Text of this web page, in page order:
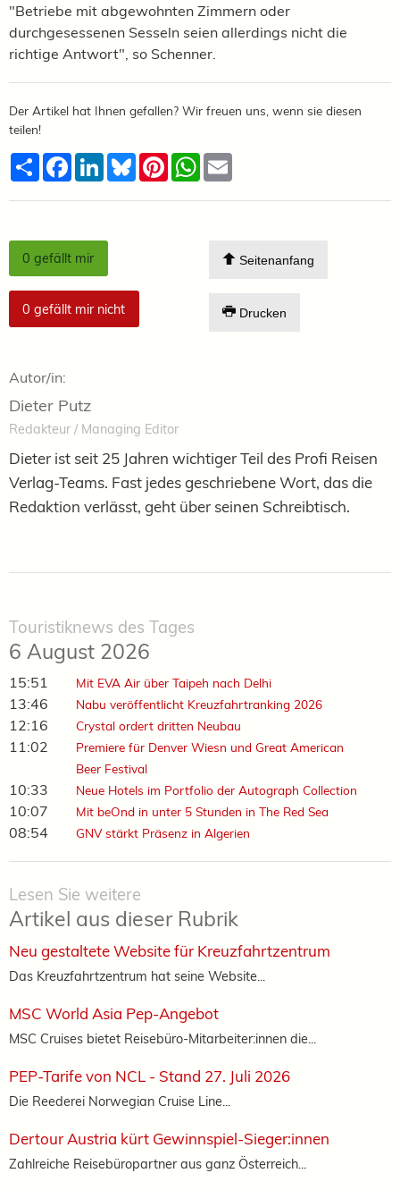
"Betriebe mit abgewohnten Zimmern oder
durchgesessenen Sesseln seien allerdings nicht die
richtige Antwort", so Schenner.
Der Artikel hat Ihnen gefallen? Wir freuen uns, wenn sie diesen
teilen!
TeilenFacebook
LinkedInBlueskyPinterestWhatsApp
0 gefällt mir
0 gefällt mir nicht
Seitenanfang
Drucken
Autor/in:
Dieter Putz
Redakteur / Managing Editor
Dieter ist seit 25 Jahren wichtiger Teil des Profi Reisen
Verlag-Teams. Fast jedes geschriebene Wort, das die
Redaktion verlässt, geht über seinen Schreibtisch.
Touristiknews des Tages
6 August 2026
15:51 Mit EVA Air über Taipeh nach Delhi
13:46 Nabu veröffentlicht Kreuzfahrtranking 2026
12:16 Crystal ordert dritten Neubau
11:02
Premiere für Denver Wiesn und Great American
Beer Festival
10:33 Neue Hotels im Portfolio der Autograph Collection
10:07 Mit beOnd in unter 5 Stunden in The Red Sea
08:54 GNV stärkt Präsenz in Algerien
Lesen Sie weitere
Artikel aus dieser Rubrik
Neu gestaltete Website für Kreuzfahrtzentrum
Das Kreuzfahrtzentrum hat seine Website...
MSC World Asia Pep-Angebot
MSC Cruises bietet Reisebüro-Mitarbeiter:innen die...
PEP-Tarife von NCL - Stand 27. Juli 2026
Die Reederei Norwegian Cruise Line...
Dertour Austria kürt Gewinnspiel-Sieger:innen
Zahlreiche Reisebüropartner aus ganz Österreich...